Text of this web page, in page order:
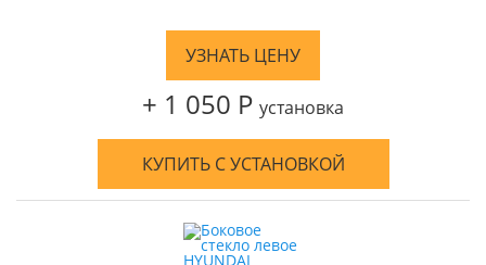
УЗНАТЬ ЦЕНУ
+ 1 050 Р установка
КУПИТЬ С УСТАНОВКОЙ